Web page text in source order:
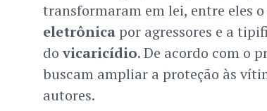
transformaram em lei, entre eles o
eletrônicapor agressores e a
dovicaricídio. De acordo com o
buscam ampliar a proteção às
autores.